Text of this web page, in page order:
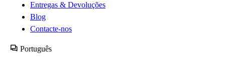
Entregas & Devoluções
Blog
Contacte-nos
Português